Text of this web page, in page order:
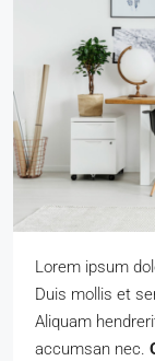
Lorem ipsum
Duis mollis et
Aliquam
accumsan nec.